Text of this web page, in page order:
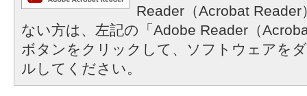
Reader（Acrobat
ない方は、左記の「Adobe Reader（
ボタンをクリックして、ソフトウェアを
ルしてください。